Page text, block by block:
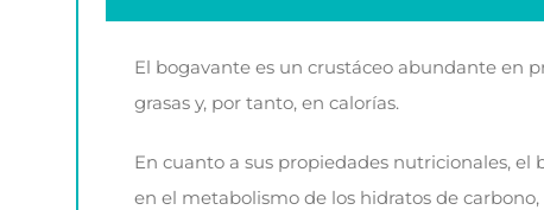
El bogavante es un crustáceo abundante en
grasas y, por tanto, en calorías.
En cuanto a sus propiedades nutricionales,
en el metabolismo de los hidratos de